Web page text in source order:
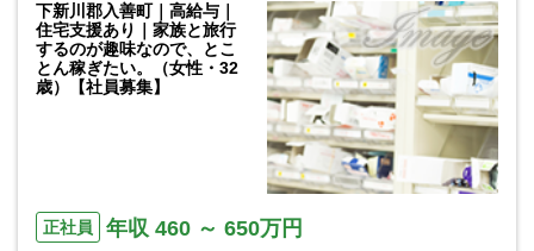
下新川郡入善町｜高給与｜
住宅支援あり｜家族と旅行
するのが趣味なので、とこ
とん稼ぎたい。（女性・32
歳）【社員募集】
正社員 年収 460 ～ 650万円